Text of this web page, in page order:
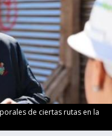
de ciertas rutas en la